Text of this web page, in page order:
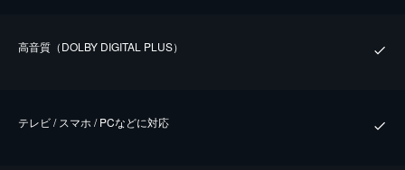
⾼⾳質（DOLBY DIGITAL PLUS）
テレビ / スマホ / PCなどに対応